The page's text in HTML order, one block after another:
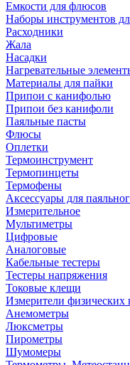
Емкости для флюсов
Наборы инструментов
Расходники
Жала
Насадки
Нагревательные
Материалы для пайки
Припои с канифолью
Припои без канифоли
Паяльные пасты
Флюсы
Оплетки
Термоинструмент
Термопинцеты
Термофены
Аксессуары для
Измерительное
Мультиметры
Цифровые
Аналоговые
Кабельные тестеры
Тестеры напряжения
Токовые клещи
Измерители физических
Анемометры
Люксметры
Пирометры
Шумомеры